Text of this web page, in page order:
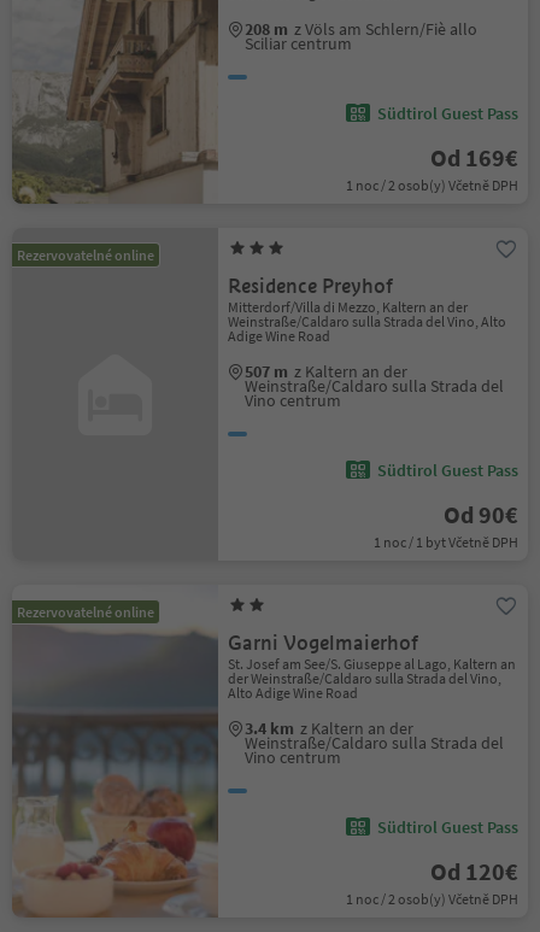
208 m z Völs am Schlern/Fiè allo
Sciliar centrum
Südtirol Guest Pass
Od 169€
1 noc / 2 osob(y) Včetně DPH
Rezervovatelné online
Residence Preyhof
Mitterdorf/Villa di Mezzo, Kaltern an der
Weinstraße/Caldaro sulla Strada del Vino, Alto
Adige Wine Road
507 m z Kaltern an der
Weinstraße/Caldaro sulla Strada del
Vino centrum
Südtirol Guest Pass
Od 90€
1 noc / 1 byt Včetně DPH
Rezervovatelné online
Garni Vogelmaierhof
St. Josef am See/S. Giuseppe al Lago, Kaltern an
der Weinstraße/Caldaro sulla Strada del Vino,
Alto Adige Wine Road
3.4 km z Kaltern an der
Weinstraße/Caldaro sulla Strada del
Vino centrum
Südtirol Guest Pass
Od 120€
1 noc / 2 osob(y) Včetně DPH